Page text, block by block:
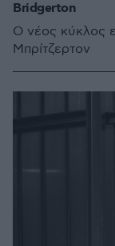
Bridgerton
Ο νέος κύκλος
Μπρίτζερτον